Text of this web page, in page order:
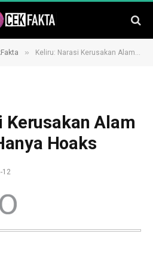
» Keliru: Narasi Kerusakan Alam Raja Ampat Hanya Hoaks
Kerusakan Alam
Hoaks
12